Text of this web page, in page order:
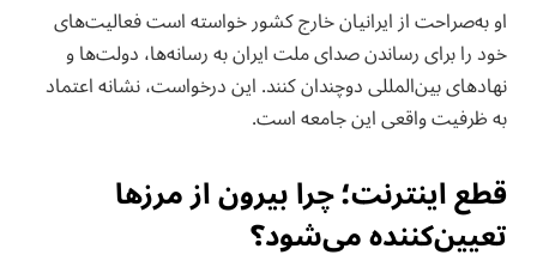
او به‌صراحت از ایرانیان خارج کشور خواسته است فعالیت‌های
خود را برای رساندن صدای ملت ایران به رسانه‌ها، دولت‌ها و
نهادهای بین‌المللی دوچندان کنند. این درخواست، نشانه اعتماد
به ظرفیت واقعی این جامعه است.
قطع اینترنت؛ چرا بیرون از مرزها
تعیین‌کننده می‌شود؟